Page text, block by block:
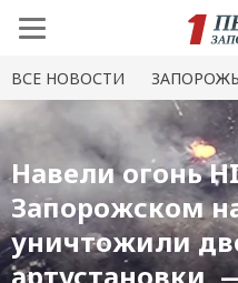
ВСЕ НОВОСТИ
Навели огонь
Запорожском
уничтожили